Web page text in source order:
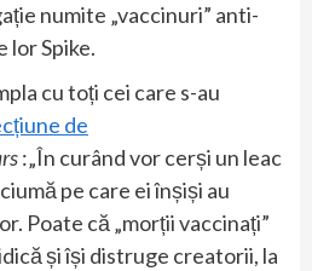
numite „vaccinuri” anti-
lor Spike.
cu toți cei care s-au
de
:„În curând vor cerși un leac
pe care ei înșiși au
Poate că „morții vaccinați”
și își distruge creatorii, la